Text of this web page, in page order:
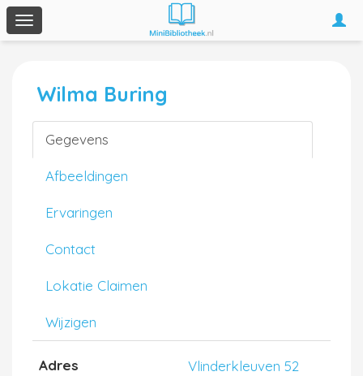
Toggle
navigation
Wilma Buring
Gegevens
Afbeeldingen
Ervaringen
Contact
Lokatie Claimen
Wijzigen
Adres
Vlinderkleuven 52